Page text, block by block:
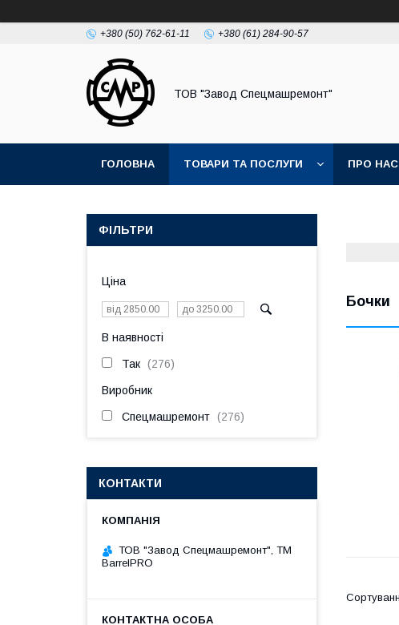
+380 (50) 762-61-11 +380 (61) 284-90-57
ТОВ "Завод Спецмашремонт"
ГОЛОВНА ТОВАРИ ТА ПОСЛУГИ ПРО НАС
Бочки
ФІЛЬТРИ
Ціна
В наявності
Так 276
Виробник
Спецмашремонт 276
КОНТАКТИ
ТОВ "Завод Спецмашремонт", TM
BarrelPRO